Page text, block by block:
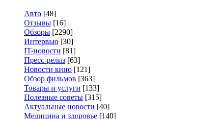
Авто [48]
Отзывы [16]
Обзоры [2290]
Интервью [30]
IT-новости [81]
Пресс-релиз [63]
Новости кино [121]
Обзор фильмов [363]
Товары и услуги [133]
Полезные советы [315]
Актуальные новости [40]
Медицина и здоровье [140]